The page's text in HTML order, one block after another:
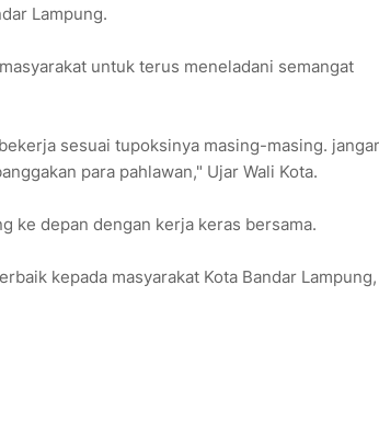
Lampung.
untuk terus meneladani semangat
sesuai tupoksinya masing-masing.
para pahlawan," Ujar Wali Kota.
ke depan dengan kerja keras bersama.
kepada masyarakat Kota Bandar Lampung,